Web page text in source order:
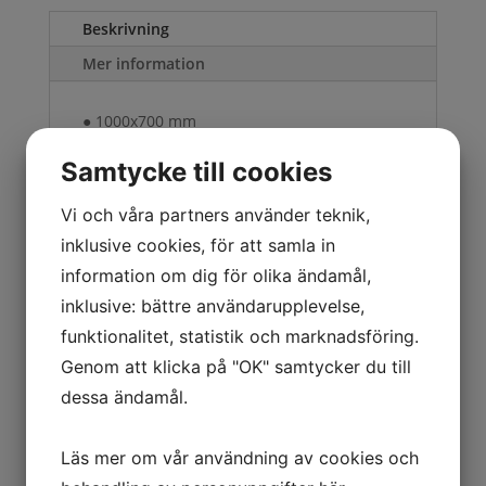
Beskrivning
Mer information
● 1000x700 mm
● Lastplan MDF direktlaminat
● Vikt 31 kg
Du kanske också gillar …
Fabriksmont
Samtycke till cookies
Vi och våra partners använder teknik,
inklusive cookies, för att samla in
information om dig för olika ändamål,
inklusive: bättre användarupplevelse,
funktionalitet, statistik och marknadsföring.
Genom att klicka på "OK" samtycker du till
dessa ändamål.
Läs mer om vår användning av cookies och